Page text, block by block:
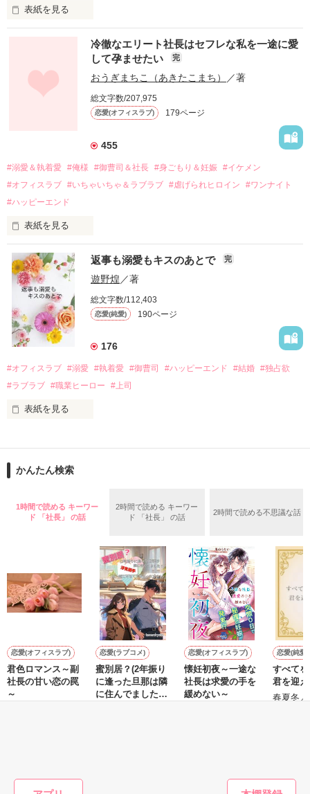
表紙を見る
幼なじみの哲平に淡い恋心を抱いていた美桜。
しかし、ある出来事をきっかけに二人の関係は壊れてしまう。
関係修復もできないまま、美桜は両親の離婚によって
引っ越すことになり、哲平とも離れ離れになった。
それから約十二年後。
過去の傷から、二度と会いたくないと思っていた哲平に
運命のような再会を果たす。
酔った勢いで一夜を共にしてしまった。
さらに、美桜が初めてだと知った哲平は
『責任をとる、結婚しよう』と真っ直ぐに告げてきた。
戸惑う美桜とは裏腹に、好きという気持ちを隠すことなく
甘やかしてくる。
そんなある日、哲平は美桜がストーカー被害に
遭っていることを知る。
美桜を守るため、哲平は同居を提案してきて――。
夏木美桜(なつきみお)
鳴海哲平 (なるみてっぺい)
2026.6.5～2026.7.25
＊以前、公開していた話の改稿版です＊
作品を読む
冷徹なエリート社長はセフレな私を一途に愛
して孕ませたい
完
おうぎまちこ（あきたこまち） ／著
総文字数/207,975
恋愛(オフィスラブ) 179ページ
455
#溺愛＆執着愛 #俺様 #御曹司＆社長 #身ごもり＆妊娠 #イケメン
#オフィスラブ #いちゃいちゃ＆ラブラブ #虐げられヒロイン
#ワンナイト
#ハッピーエンド
表紙を見る
おかしな噂を流されて前の職場でうまくいかなかった梅田美
桜は、海外で傷心旅行をしていたところ、日本人美青年と出会
い、酒の勢いもあり一夜限りの関係となる。
帰国後、美桜は新しい職場でワンナイトした美青年と再会。
なんと彼の正体は、とある財閥御曹司にも関わらず、一族を離
れて起業した新進気鋭の実業家、社内でも冷徹だと評判な社長
――御影恭司その人だったのだ――！
なぜか恭司から飼い猫の世話係を命じられた美桜は、猫の世
の関係となってしまい――？
返事も溺愛もキスのあとで 完
遊野煌 ／著
総文字数/112,403
恋愛(純愛) 190ページ
176
#オフィスラブ #溺愛 #執着愛 #御曹司 #ハッピーエンド #結婚 #独占欲
#ラブラブ #職業ヒーロー #上司
表紙を見る
ションの企画戦略室で働いている。
めた、同期で恋人の石垣守（26）がいるのだが、後輩の姫原由
いた。
守と由羅から『便利屋雛子』と馬鹿にされ、一人こっそり泣い
た上、同居まで提案してきて──？
鷹哉『宜しくな、俺の雛子』🦅
雛子『俺の……ひぃ、雛子？！！！』🐥
シゴデキで冷徹な上司が見せる素顔は、なぜか想像以上に甘く
※表紙も作中使用の画像も全てフリー素材です。
※執筆期間2026.6.3〜7.20完結です。
※他サイトさんにて恋愛トレンド1位でした〜良かったら読ん
かんたん検索
1時間で読める キーワー
ド 「社長」 の話
2時間で読める キーワー
ド 「社長」 の話
2時間で読める不思議な話
恋愛(オフィスラブ)
君色ロマンス～副
社長の甘い恋の罠
～
恋愛(ラブコメ)
蜜別居？(2年振り
に逢った旦那は隣
に住んでました！
恋愛(オフィスラブ)
懐妊初夜～一途な
社長は求愛の手を
緩めない～
恋愛(純愛)
すべて
君を迎
春夏冬